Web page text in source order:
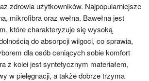
zdrowia użytkowników. Najpopularniejsze
mikrofibra oraz wełna. Bawełna jest
które charakteryzuje się wysoką
do absorpcji wilgoci, co sprawia,
dla osób ceniących sobie komfort
z kolei jest syntetycznym materiałem,
w pielęgnacji, a także dobrze trzyma